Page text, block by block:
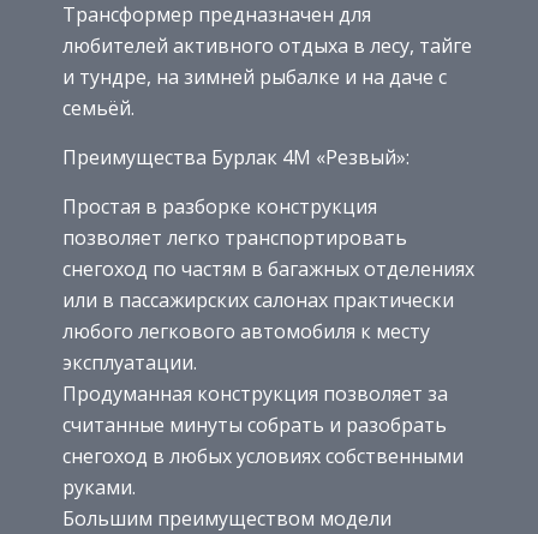
Трансформер предназначен для
любителей активного отдыха в лесу, тайге
и тундре, на зимней рыбалке и на даче с
семьёй.
Преимущества Бурлак 4М «Резвый»:
Простая в разборке конструкция
позволяет легко транспортировать
снегоход по частям в багажных отделениях
или в пассажирских салонах практически
любого легкового автомобиля к месту
эксплуатации.
Продуманная конструкция позволяет за
считанные минуты собрать и разобрать
снегоход в любых условиях собственными
руками.
Большим преимуществом модели